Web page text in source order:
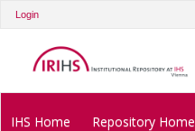
Login
IHS Home Repository Home